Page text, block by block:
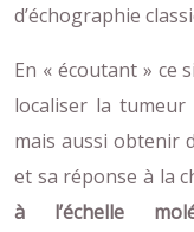
d’échographie
En « écoutant » ce
localiser la tumeur
mais aussi obtenir
et sa réponse à la
à l’échelle